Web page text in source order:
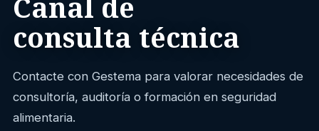
consulta técnica
Contacte con Gestema para valorar necesidades de
consultoría, auditoría o formación en seguridad
alimentaria.